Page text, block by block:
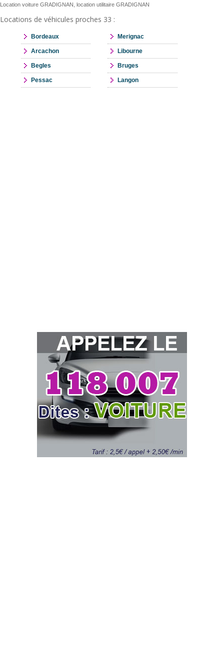
Location voiture GRADIGNAN, location utilitaire GRADIGNAN
Locations de véhicules proches 33 :
Bordeaux Merignac
Arcachon Libourne
Begles Bruges
Pessac Langon